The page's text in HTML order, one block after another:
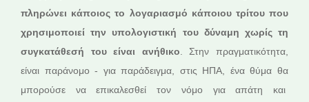
πληρώνει κάποιος το λογαριασμό κάποιου τρίτου που
χρησιμοποιεί την υπολογιστική του δύναμη χωρίς τη
συγκατάθεσή του είναι ανήθικο . Στην πραγματικότητα,
είναι παράνομο - για παράδειγμα, στις ΗΠΑ, ένα θύμα θα
μπορούσε να επικαλεσθεί τον νόμο για απάτη και